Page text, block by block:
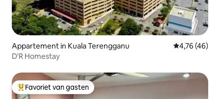
Appartement in Kuala Terengganu Gemiddelde
4,76 (46)
D'R Homestay
Topfavoriet van gasten
Favoriet van gasten